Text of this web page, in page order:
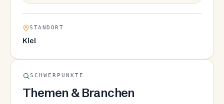
STANDORT
Kiel
SCHWERPUNKTE
Themen & Branchen